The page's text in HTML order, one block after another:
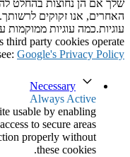
שלך אם הן נחוצות בהחלט
האחרים, אנו זקוקים
עוגיות.כמה עוגיות ממוקמות
party cookies operate
Google's Privacy Policy
Necessary
Always Active
usable by enabling
to secure areas
properly without
these cookies.